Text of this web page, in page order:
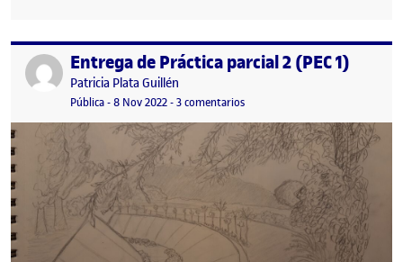
Publicado porEntrega de Práctica parcial 2 (PEC 1)
Publicado por
Patricia Plata Guillén
Visibilidad:
Pública-Fecha de publicación
8 Nov 2022-3 comentariosen Entrega de Práctica parcial 2